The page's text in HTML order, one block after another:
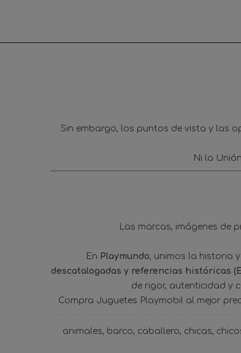
Sin embargo, los puntos de vista y las
Ni la
Las marcas, imágenes de
En Playmundo, unimos la historia
descatalogadas y referencias históricas
de rigor, autenticidad y
Compra Juguetes Playmobil al mejor
animales barco caballero chicas